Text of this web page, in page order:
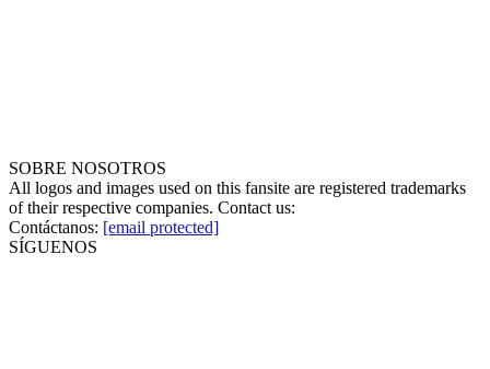
SOBRE NOSOTROS
All logos and images used on this fansite are registered trademarks
of their respective companies. Contact us:
Contáctanos: [email protected]
SÍGUENOS